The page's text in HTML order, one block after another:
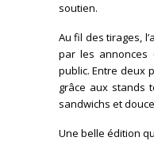
soutien.
Au fil des tirages,
par les annonces
public. Entre deux
grâce aux stands
sandwichs et
Une belle édition